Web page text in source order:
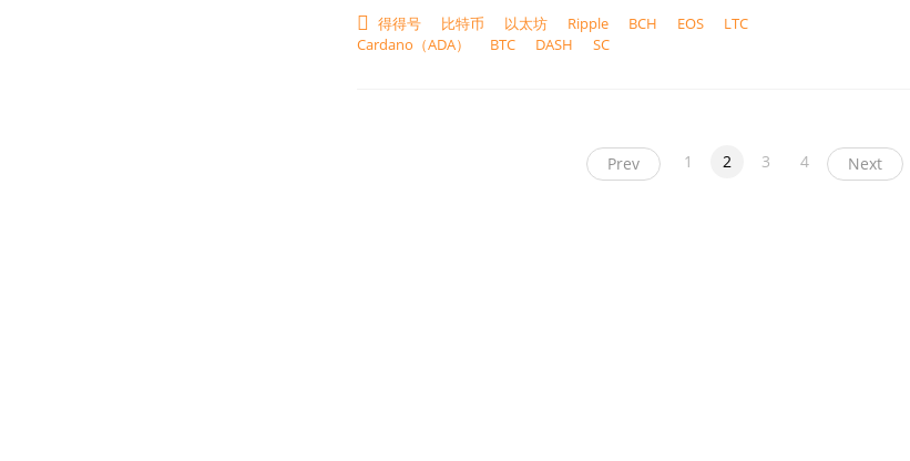
得得号 比特币 以太坊 Ripple BCH EOS
LTC
Cardano（ADA）
BTC DASH SC
Prev 1 2 3 4 Next